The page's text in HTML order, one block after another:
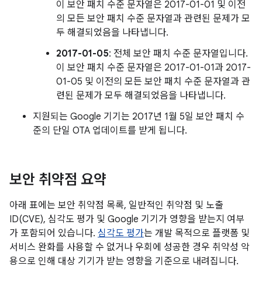
이 보안 패치 수준 문자열은 2017-01-01 및 이전
의 모든 보안 패치 수준 문자열과 관련된 문제가 모
두 해결되었음을 나타냅니다.
2017-01-05: 전체 보안 패치 수준 문자열입니다.
이 보안 패치 수준 문자열은 2017-01-01과 2017-
01-05 및 이전의 모든 보안 패치 수준 문자열과 관
련된 문제가 모두 해결되었음을 나타냅니다.
지원되는 Google 기기는 2017년 1월 5일 보안 패치 수
준의 단일 OTA 업데이트를 받게 됩니다.
보안 취약점 요약
아래 표에는 보안 취약점 목록, 일반적인 취약점 및 노출
ID(CVE), 심각도 평가 및 Google 기기가 영향을 받는지 여부
가 포함되어 있습니다. 심각도 평가는 개발 목적으로 플랫폼 및
서비스 완화를 사용할 수 없거나 우회에 성공한 경우 취약성 악
용으로 인해 대상 기기가 받는 영향을 기준으로 내려집니다.